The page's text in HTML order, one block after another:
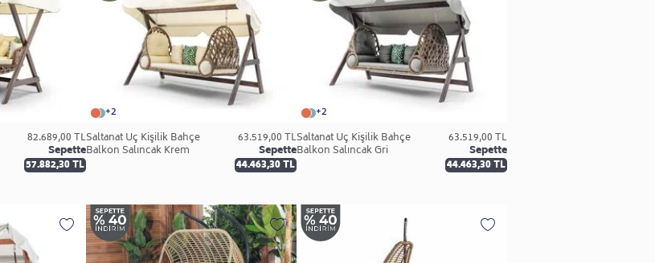
82.689,00 TL
Sepette
57.882,30 TL
+2
Saltanat Üç Kişilik Bahçe
Balkon Salıncak Krem
63.519,00 TL
Sepette
44.463,30 TL
+2
Saltanat Üç Kişilik Bahçe
Balkon Salıncak Gri
63.519,00 TL
Sepette
44.463,30 TL